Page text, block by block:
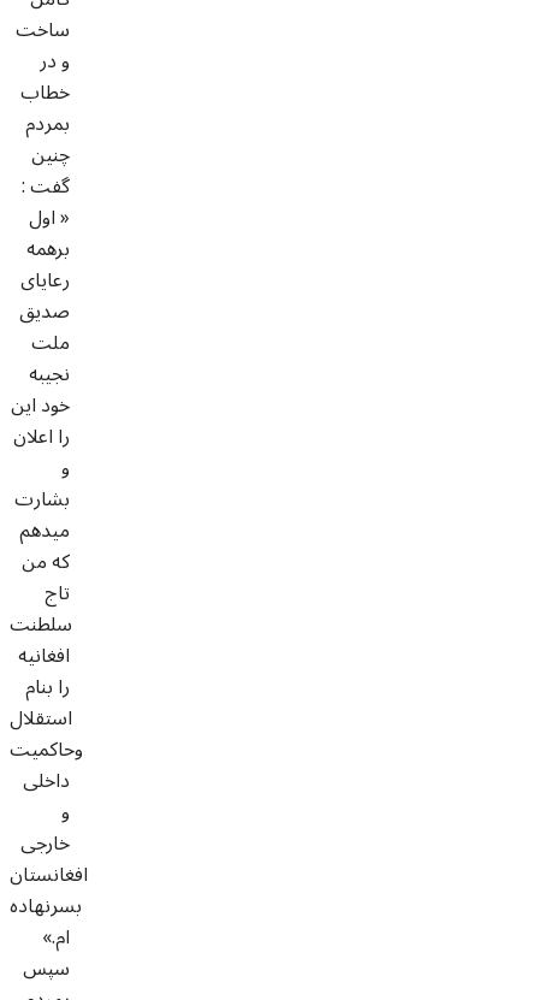
ساخت
و در
خطاب
بمردم
چنین
گفت :
« اول
برهمه
رعايای
صديق
ملت
نجيبه
خود اين
را اعلان
و
بشارت
ميدهم
که من
تاج
سلطنت
افغانيه
را بنام
استقلال
وحاکميت
داخلی
و
خارجی
افغانستان
بسرنهاده
ام.»
سپس